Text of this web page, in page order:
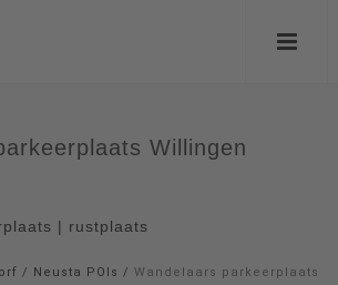
Willingen
| rustplaats
/ Neusta POIs / Wandelaars parkeerplaats